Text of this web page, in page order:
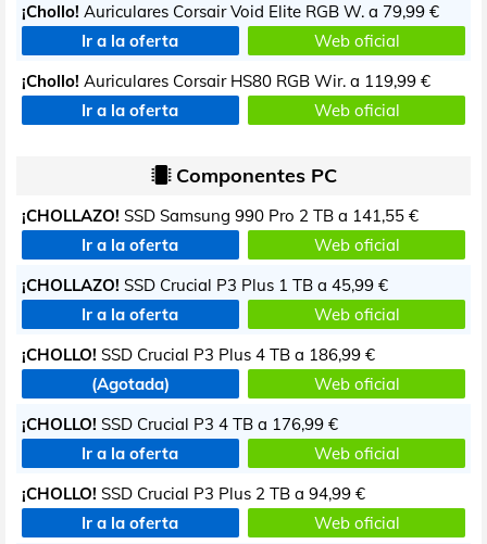
¡Chollo! Auriculares Corsair Void Elite RGB W. a 79,99 €
Ir a la oferta
Web oficial
¡Chollo! Auriculares Corsair HS80 RGB Wir. a 119,99 €
Ir a la oferta
Web oficial
Componentes PC
¡CHOLLAZO! SSD Samsung 990 Pro 2 TB a 141,55 €
Ir a la oferta
Web oficial
¡CHOLLAZO! SSD Crucial P3 Plus 1 TB a 45,99 €
Ir a la oferta
Web oficial
¡CHOLLO! SSD Crucial P3 Plus 4 TB a 186,99 €
(Agotada)
Web oficial
¡CHOLLO! SSD Crucial P3 4 TB a 176,99 €
Ir a la oferta
Web oficial
¡CHOLLO! SSD Crucial P3 Plus 2 TB a 94,99 €
Ir a la oferta
Web oficial